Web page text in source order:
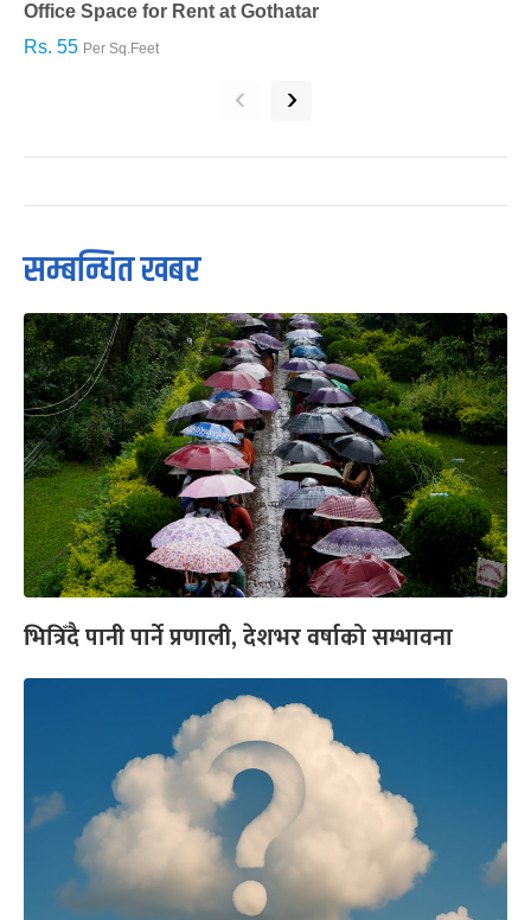
Office Space for Rent at Gothatar
Rs. 55 Per Sq.Feet
‹ ›
सम्बन्धित खबर
भित्रिँदै पानी पार्ने प्रणाली, देशभर वर्षाको सम्भावना